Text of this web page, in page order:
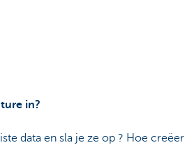
in?
data en sla je ze op ? Hoe creëer